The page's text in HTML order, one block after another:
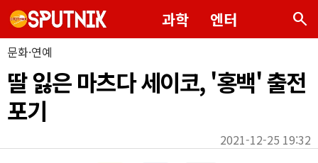
과학 엔터 search
문화·연예
딸 잃은 마츠다 세이코, '홍백' 출전
포기
2021-12-25 19:32